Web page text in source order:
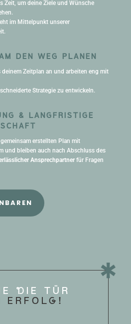
Zeit, um deine Ziele und Wünsche
im Mittelpunkt unserer
DEN WEG PLANEN
deinem Zeitplan an und arbeiten eng mit
Strategie zu entwickeln.
& LANGFRISTIGE
erstellten Plan mit
und bleiben auch nach Abschluss des
Ansprechpartnerfür Fragen
dIE TÜR
ERFOLg!